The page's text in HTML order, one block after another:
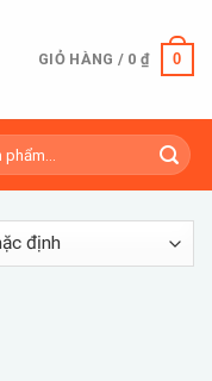
GIỎ HÀNG / 0 ₫ 0